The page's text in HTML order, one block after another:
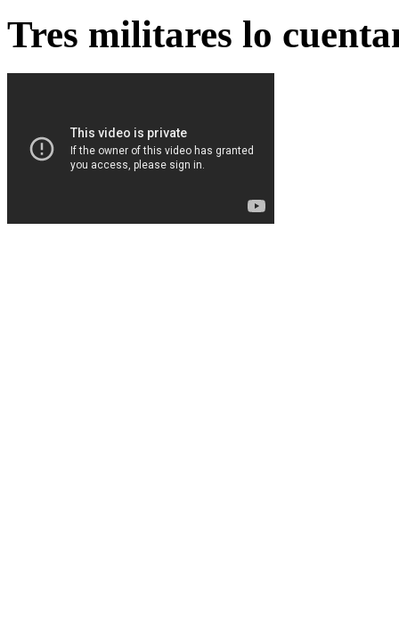
Tres militares lo